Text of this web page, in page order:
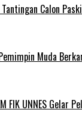
Calon
Muda
FIK UNNES Gelar